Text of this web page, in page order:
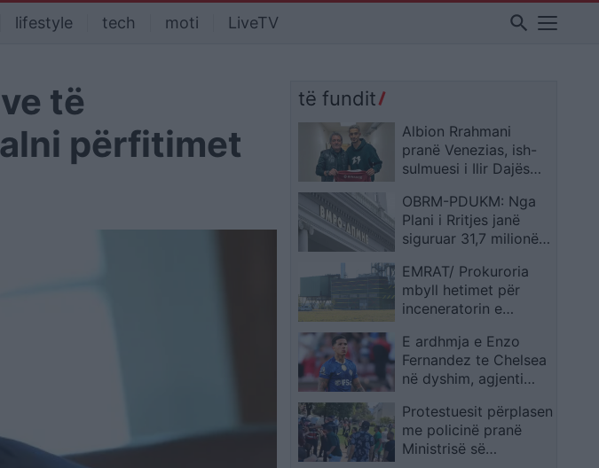
lifestyle tech moti LiveTV search
të
përfitimet
të fundit
Albion Rrahmani
pranë Venezias, ish-
sulmuesi i Ilir Dajës
Serie A
OBRM-PDUKM: Nga
Plani i Rritjes janë
siguruar 31,7 milionë
transformimin digjital
EMRAT/ Prokuroria
mbyll hetimet për
inceneratorin e
gjykim 10 persona
E ardhmja e Enzo
Fernandez te Chelsea
në dyshim, agjenti
një transferim të
mundshëm
Protestuesit përplasen
me policinë pranë
Ministrisë së